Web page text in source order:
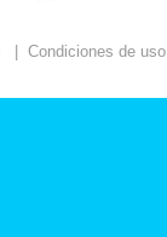
Condiciones de uso